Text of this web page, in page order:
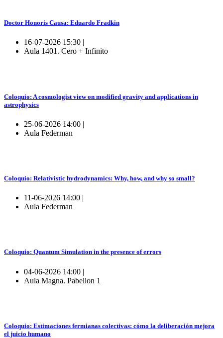
Doctor Honoris Causa: Eduardo Fradkin
16-07-2026 15:30 |
Aula 1401. Cero + Infinito
Coloquio: A cosmologist view on modified gravity and applications in
astrophysics
25-06-2026 14:00 |
Aula Federman
Coloquio: Relativistic hydrodynamics: Why, how, and why so small?
11-06-2026 14:00 |
Aula Federman
Coloquio: Quantum Simulation in the presence of errors
04-06-2026 14:00 |
Aula Magna. Pabellon 1
Coloquio: Estimaciones fermianas colectivas: cómo la deliberación mejora
el juicio humano